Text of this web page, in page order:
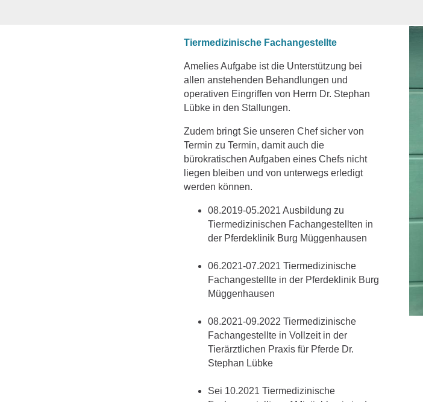
Tiermedizinische Fachangestellte
Amelies Aufgabe ist die Unterstützung bei
allen anstehenden Behandlungen und
operativen Eingriffen von Herrn Dr. Stephan
Lübke in den Stallungen.
Zudem bringt Sie unseren Chef sicher von
Termin zu Termin, damit auch die
bürokratischen Aufgaben eines Chefs nicht
liegen bleiben und von unterwegs erledigt
werden können.
08.2019-05.2021 Ausbildung zu
Tiermedizinischen Fachangestellten in
der Pferdeklinik Burg Müggenhausen
06.2021-07.2021 Tiermedizinische
Fachangestellte in der Pferdeklinik Burg
Müggenhausen
08.2021-09.2022 Tiermedizinische
Fachangestellte in Vollzeit in der
Tierärztlichen Praxis für Pferde Dr.
Stephan Lübke
Sei 10.2021 Tiermedizinische